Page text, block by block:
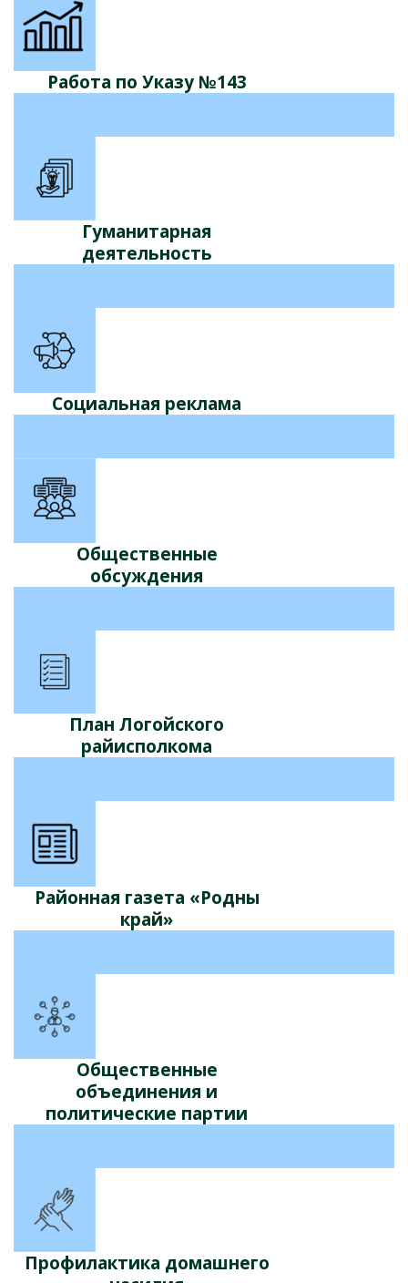
Работа по Указу №143
Гуманитарная
деятельность
Социальная реклама
Общественные
обсуждения
План Логойского
райисполкома
Районная газета «Родны
край»
Общественные
объединения и
политические партии
Профилактика домашнего